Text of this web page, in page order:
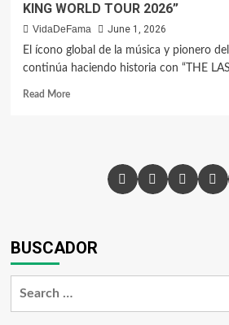
KING WORLD TOUR 2026”
VidaDeFama
June 1, 2026
El ícono global de la música y pionero
continúa haciendo historia con “THE
Read More
BUSCADOR